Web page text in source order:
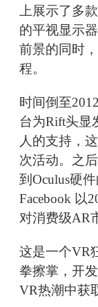
上展示了多
的平视显示
前景的同时
程。
时间倒至
台为Rift头显
人的支持，
次活动。之
到Oculus硬
Facebook 以
对消费级AR
这是一个VR
拳擦掌，开
VR热潮中获